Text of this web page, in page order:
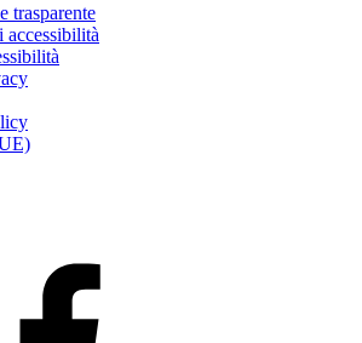
trasparente